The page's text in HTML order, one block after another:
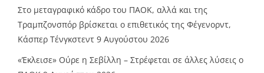
Στο μεταγραφικό κάδρο του ΠΑΟΚ, αλλά και της
Τραμπζονσπόρ βρίσκεται ο επιθετικός της Φέγενορντ,
Κάσπερ Τένγκστεντ 9 Αυγούστου 2026
«Έκλεισε» Ούρε η Σεβίλλη – Στρέφεται σε άλλες λύσεις ο